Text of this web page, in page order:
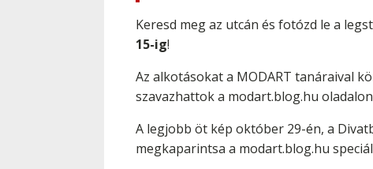
­Keresd meg az utcán és fotózd le a
15-ig!
Az alkotásokat a MODART tanáraival
szavazhattok a modart.blog.hu
A legjobb öt kép október 29-én, a
megkaparintsa a modart.blog.hu